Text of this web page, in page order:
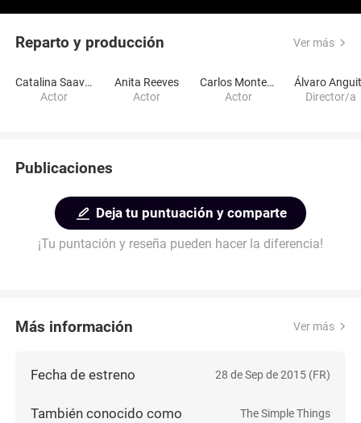
Reparto y producción Ver más
Catalina Saavedra
Actor
Anita Reeves
Actor
Carlos Montero
Actor
Álvaro
Director/a
Publicaciones
Deja tu puntuación y comparte
¡Tu puntación y reseña pueden hacer la diferencia!
Más información Ver más
Fecha de estreno 28 de Sep de 2015 (FR)
También conocido como The Simple Things